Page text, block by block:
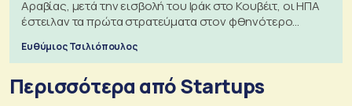
Αραβίας, μετά την εισβολή του Ιράκ στο Κουβέιτ, οι ΗΠΑ
έστειλαν τα πρώτα στρατεύματα στον φθηνότερο
Ευθύμιος Τσιλιόπουλος
Περισσότερα από Startups